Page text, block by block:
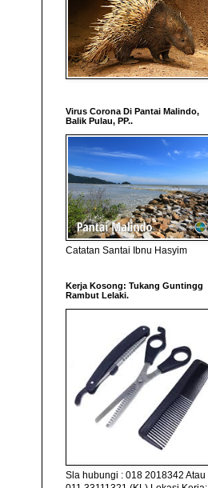
Virus Corona Di Pantai Malindo,
Balik Pulau, PP..
Catatan Santai Ibnu Hasyim
Kerja Kosong: Tukang Guntingg
Rambut Lelaki.
Sla hubungi : 018 2018342 Atau